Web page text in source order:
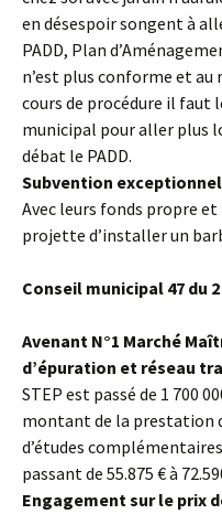
en désespoir songent à
PADD, Plan
n’est plus conforme et au
cours de procédure il faut
municipal pour aller plus
débat le PADD.
Subvention
Avec leurs fonds propre et
projette d’installer un
Conseil municipal 47 du
Avenant N°1 Marché
d’épuration et réseau
STEP est passé de 1 700
montant de la prestation
d’études
passant de 55.875 € à
Engagement sur le prix